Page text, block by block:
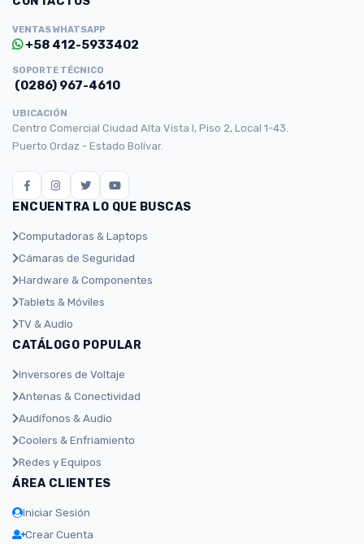
VENTAS WHATSAPP
+58 412-5933402
SOPORTE TÉCNICO
(0286) 967-4610
UBICACIÓN
Centro Comercial Ciudad Alta Vista I, Piso 2, Local 1-43.
Puerto Ordaz - Estado Bolívar.
ENCUENTRA LO QUE BUSCAS
Computadoras & Laptops
Cámaras de Seguridad
Hardware & Componentes
Tablets & Móviles
TV & Audio
CATÁLOGO POPULAR
Inversores de Voltaje
Antenas & Conectividad
Audífonos & Audio
Coolers & Enfriamiento
Redes y Equipos
ÁREA CLIENTES
Iniciar Sesión
Crear Cuenta